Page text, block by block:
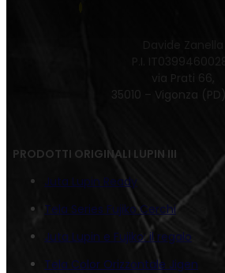
P.I.
via Prati 66,
35010 – Vigonza
PRODOTTI ORIGINALI LUPIN III
Juta Lupin Ready
Tela Series Fujiko Cerchi
Juta Lupin e Fujiko: il regalo
Tela Color Orizzontale Jigen